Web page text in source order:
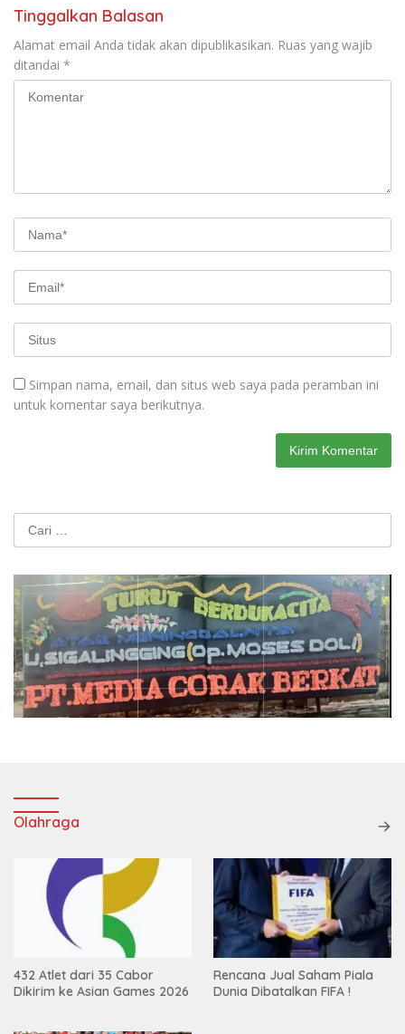
Tinggalkan Balasan
Alamat email Anda tidak akan dipublikasikan. Ruas yang wajib
ditandai *
Simpan nama, email, dan situs web saya pada peramban ini
untuk komentar saya berikutnya.
Cari
untuk:
Olahraga
432 Atlet dari 35 Cabor
Dikirim ke Asian Games 2026
Rencana Jual Saham Piala
Dunia Dibatalkan FIFA !